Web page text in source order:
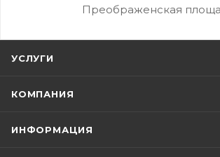
Преображенская
УСЛУГИ
КОМПАНИЯ
ИНФОРМАЦИЯ